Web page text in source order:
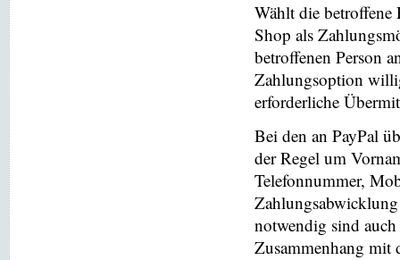
Wählt die betroffene
Shop als
betroffenen Person
Zahlungsoption
erforderliche
Bei den an PayPal
der Regel um
Telefonnummer,
notwendig sind
Zusammenhang mit